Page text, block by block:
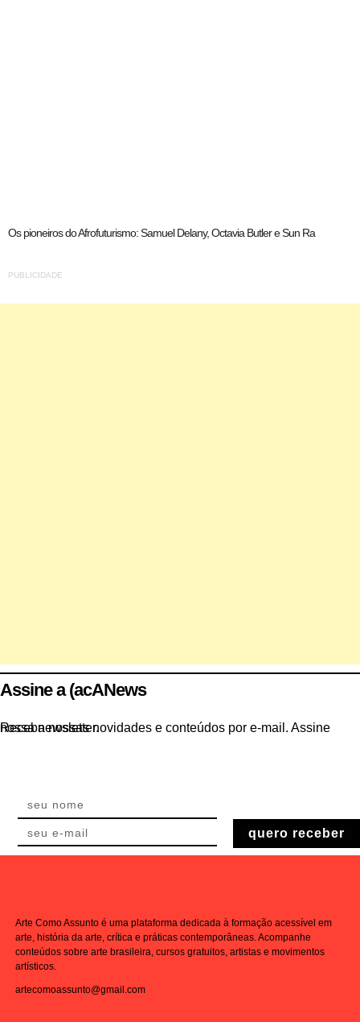
Os pioneiros do Afrofuturismo: Samuel Delany, Octavia Butler e Sun Ra
PUBLICIDADE
Assine a (acANews
Receba nossas novidades e conteúdos por e-mail. Assine nossa newsletter.
quero receber
Arte Como Assunto é uma plataforma dedicada à formação acessível em
arte, história da arte, crítica e práticas contemporâneas. Acompanhe
conteúdos sobre arte brasileira, cursos gratuitos, artistas e movimentos
artísticos.
artecomoassunto@gmail.com